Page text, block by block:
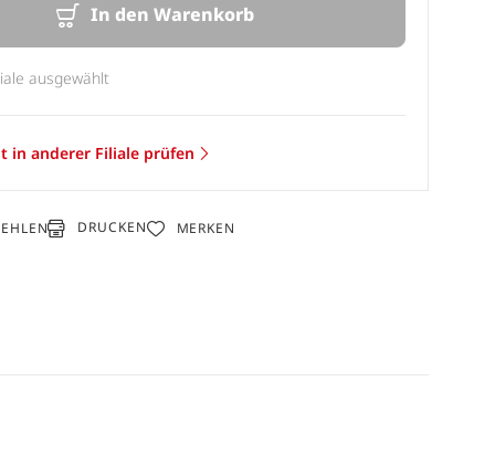
In den Warenkorb
ausgewählt
in anderer Filiale prüfen
DRUCKEN MERKEN